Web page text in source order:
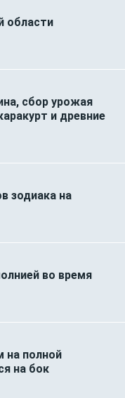
области
сбор урожая
и древние
зодиака на
во время
на полной
на бок